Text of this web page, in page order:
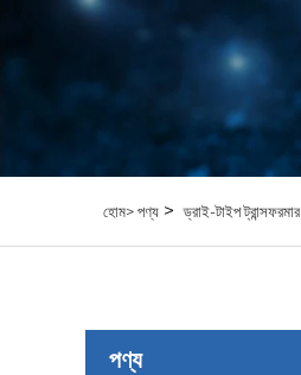
হোম>পণ্য >ড্রাই-টাইপ ট্রান্সফরমার
পণ্য